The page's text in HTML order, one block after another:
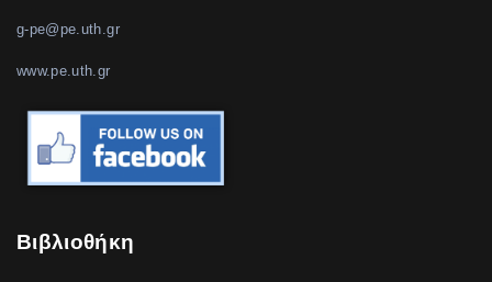
g-pe@pe.uth.gr
www.pe.uth.gr
Βιβλιοθήκη